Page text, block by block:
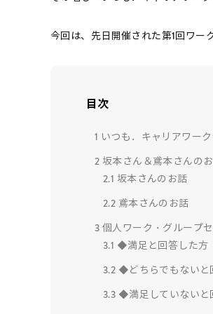
今回は、先日開催された第1回ワー
目次
1 いつも．キャリアワー
2 坂本さん＆鳶本さんの
2.1 坂本さんのお話
2.2 鳶本さんのお話
3 個人ワーク・グループ
3.1 ◆満足と回答した方
3.2 ◆どちらでもないと
3.3 ◆満足していないと